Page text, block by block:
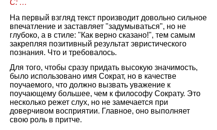
С: …
На первый взгляд текст производит довольно сильное
впечатление и заставляет "задумываться", но не
глубоко, а в стиле: "Как верно сказано!", тем самым
закрепляя позитивный результат эвристического
познания. Что и требовалось.
Для того, чтобы сразу придать высокую значимость,
было использовано имя Сократ, но в качестве
поучаемого, что должно вызвать уважение к
поучающему большее, чем к философу Сократу. Это
несколько режет слух, но не замечается при
доверчивом восприятии. Главное, оно выполняет
свою роль в притче.